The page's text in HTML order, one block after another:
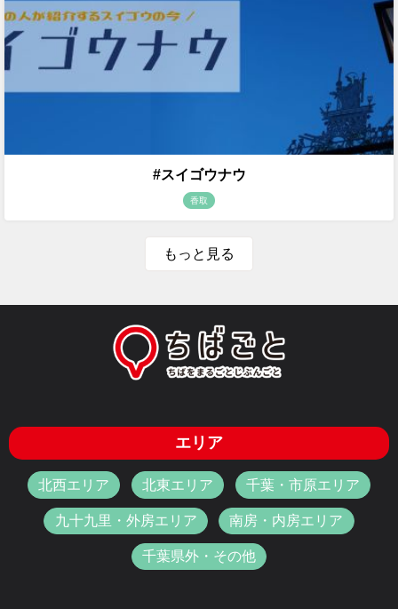
#スイゴウナウ
香取
もっと見る
エリア
北西エリア 北東エリア 千葉・市原エリア
九十九里・外房エリア 南房・内房エリア
千葉県外・その他